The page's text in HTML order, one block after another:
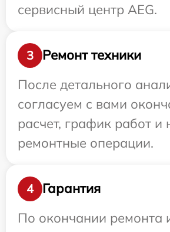
сервисный центр AEG.
3
Ремонт техники
После детального
согласуем с вами
расчет, график работ и
ремонтные операции.
4
Гарантия
По окончании ремонта